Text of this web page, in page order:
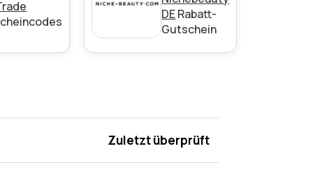
Bedingungen auf der Website des
DERabatt-
Gutschein
Zuletzt überprüft